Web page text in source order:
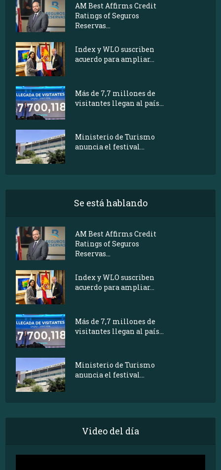
AM Best Affirms Credit
Ratings of Seguros
Reservas...
Index y WLO suscriben
acuerdo para ampliar...
Más de 7,7 millones de
visitantes llegan al país...
Ministerio de Turismo
anuncia el festival...
Se está hablando
AM Best Affirms Credit
Ratings of Seguros
Reservas...
Index y WLO suscriben
acuerdo para ampliar...
Más de 7,7 millones de
visitantes llegan al país...
Ministerio de Turismo
anuncia el festival...
Video del día